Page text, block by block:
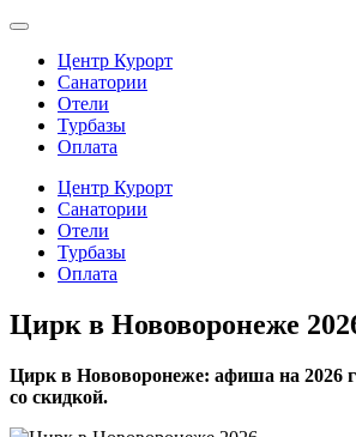
Центр Курорт
Санатории
Отели
Турбазы
Оплата
Центр Курорт
Санатории
Отели
Турбазы
Оплата
Цирк в Нововоронеже
Цирк в Нововоронеже: афиша на 2026
со скидкой.